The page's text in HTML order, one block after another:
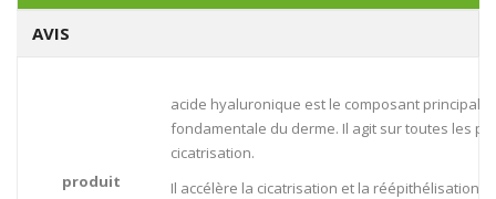
AVIS
produit
acide hyaluronique est le composant principal
fondamentale du derme. Il agit sur toutes les
cicatrisation.
Il accélère la cicatrisation et la réépithélisation